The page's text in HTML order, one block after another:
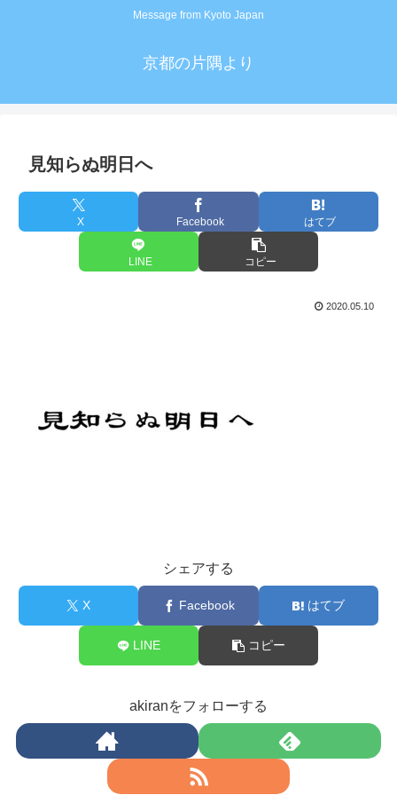
Message from Kyoto Japan
京都の片隅より
見知らぬ明日へ
X Facebook はてブ
LINE コピー
2020.05.10
シェアする
X Facebook はてブ
LINE コピー
akiranをフォローする